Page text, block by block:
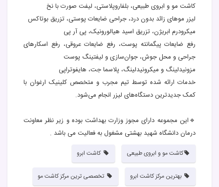
کاشت مو و ابروی طبیعی، بلفاروپلاستی، لیفت صورت با نخ
لیزر موهای زائد بدون درد، جراحی ضایعات پوستی، تزریق بوتاکس
میکرودرم ابریژن، تزریق اسید هیالورونیک، پی‌ آر‌ پی
رفع ضایعات پیگمانته پوست، رفع ضایعات عروقی، رفع اسکارهای
جراحی و محل جوش، جوان‌سازی و لیفتینگ پوست
مزونیدلینگ و میکرونیدلینگ، پلاسما جت، هایفوتراپی
خدمات ارائه شده توسط تیم مجرب و متخصص کلینیک ارغوان با
کمک جدیدترین دستگاه‌های لیزر انجام می‌شود.
🔹این مجموعه دارای مجوز وزارت بهداشت بوده و زیر نظر معاونت
درمان دانشگاه شهید بهشتی مشغول به فعالیت می باشد .
کاشت مو و ابروی طبیعی کاشت ابرو
بهترین مرکز کاشت ابرو تخصصی ترین مرکز کاشت مو